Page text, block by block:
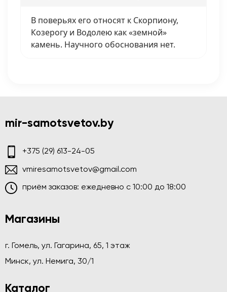
В поверьях его относят к Скорпиону,
Козерогу и Водолею как «земной»
камень. Научного обоснования нет.
mir-samotsvetov.by
+375 (29) 613-24-05
vmiresamotsvetov@gmail.com
приём заказов: ежедневно c 10:00 до 18:00
Магазины
г. Гомель, ул. Гагарина, 65, 1 этаж
Минск, ул. Немига, 30/1
Каталог